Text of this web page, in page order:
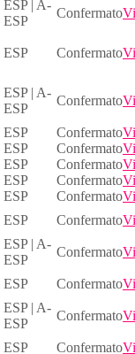
ESP | A-
ESP
Confermato
ESP Confermato
ESP | A-
ESP
Confermato
ESP Confermato
ESP Confermato
ESP Confermato
ESP Confermato
ESP Confermato
ESP Confermato
ESP | A-
ESP
Confermato
ESP Confermato
ESP | A-
ESP
Confermato
ESP Confermato